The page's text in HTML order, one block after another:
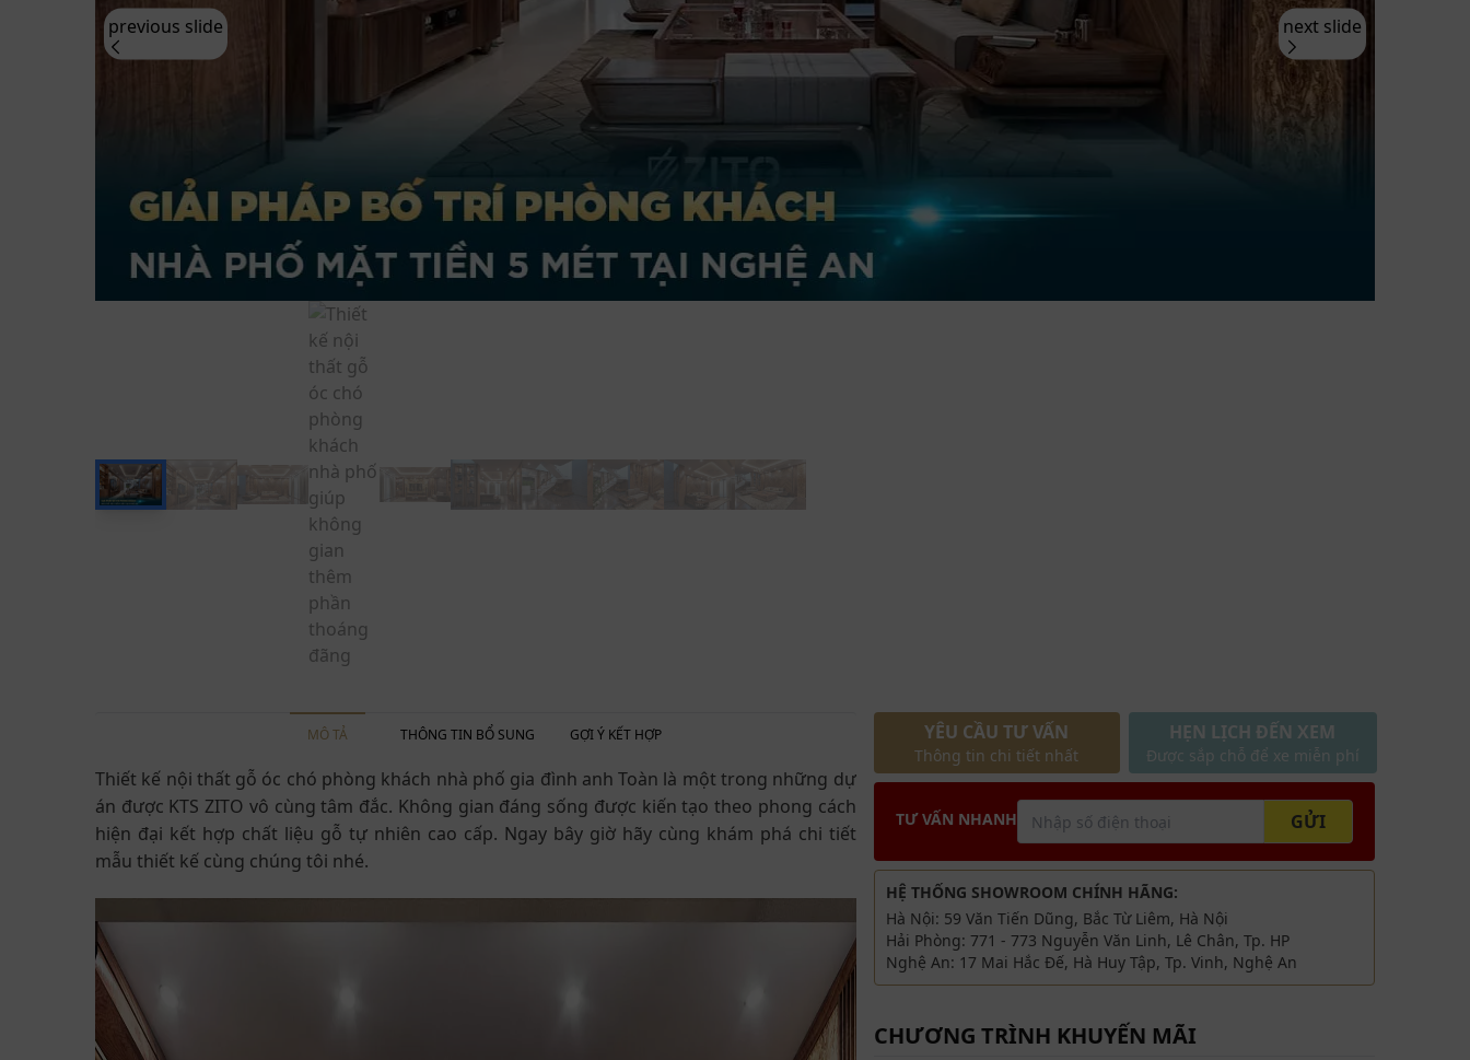
previous slide next slide
MÔ TẢ THÔNG TIN BỔ SUNG GỢI Ý KẾT HỢP
Thiết kế nội thất gỗ óc chó phòng khách nhà phố gia đình anh Toàn là một trong những dự
án được KTS ZITO vô cùng tâm đắc. Không gian đáng sống được kiến tạo theo phong cách
hiện đại kết hợp chất liệu gỗ tự nhiên cao cấp. Ngay bây giờ hãy cùng khám phá chi tiết
mẫu thiết kế cùng chúng tôi nhé.
YÊU CẦU TƯ VẤN
Thông tin chi tiết nhất
HẸN LỊCH ĐẾN XEM
Được sắp chỗ để xe miễn phí
TƯ VẤN NHANH GỬI
HỆ THỐNG SHOWROOM CHÍNH HÃNG:
Hà Nội: 59 Văn Tiến Dũng, Bắc Từ Liêm, Hà Nội
Hải Phòng: 771 - 773 Nguyễn Văn Linh, Lê Chân, Tp. HP
Nghệ An: 17 Mai Hắc Đế, Hà Huy Tập, Tp. Vinh, Nghệ An
CHƯƠNG TRÌNH KHUYẾN MÃI